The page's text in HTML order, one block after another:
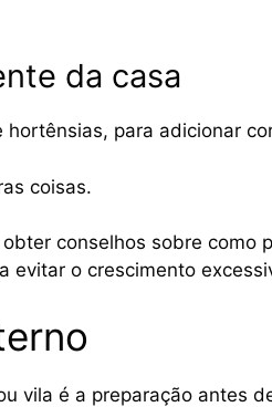
da casa
para adicionar
coisas.
conselhos sobre como
evitar o crescimento
vila é a preparação antes